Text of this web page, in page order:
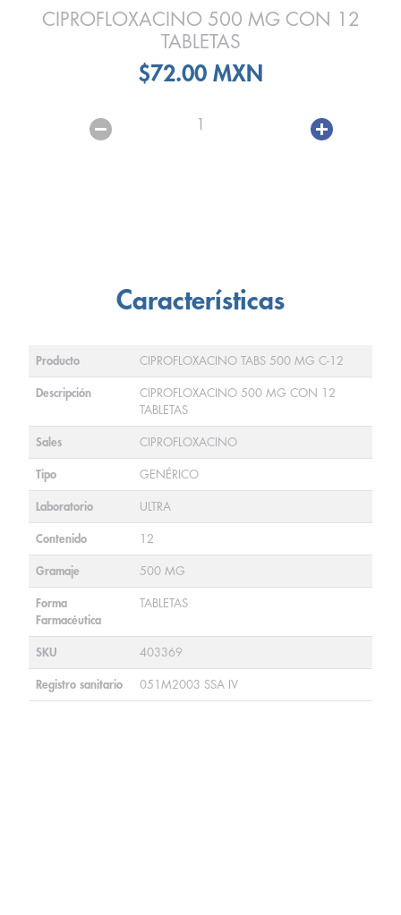
CIPROFLOXACINO 500 MG CON 12
TABLETAS
$72.00 MXN
1
Características
Producto CIPROFLOXACINO TABS 500 MG C-12
Descripción
CIPROFLOXACINO 500 MG CON 12
TABLETAS
Sales CIPROFLOXACINO
Tipo GENÉRICO
Laboratorio ULTRA
Contenido 12
Gramaje 500 MG
Forma
Farmacéutica
TABLETAS
SKU 403369
Registro sanitario 051M2003 SSA IV